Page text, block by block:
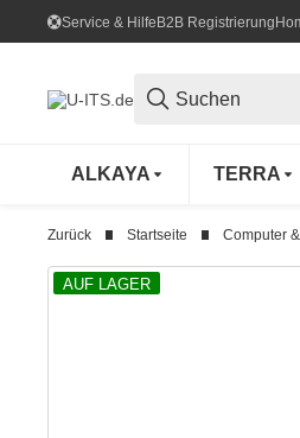
Service & HilfeB2B Registrierung
ALKAYA TERRA
Zurück Startseite Computer
AUF LAGER